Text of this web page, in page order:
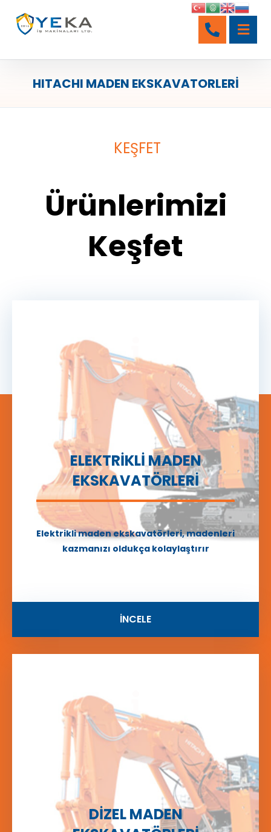
HITACHI MADEN EKSKAVATORLERİ
KEŞFET
Ürünlerimizi
Keşfet
ELEKTRİKLİ MADEN
EKSKAVATÖRLERİ
Elektrikli maden ekskavatörleri, madenleri
kazmanızı oldukça kolaylaştırır
İNCELE
DİZEL MADEN